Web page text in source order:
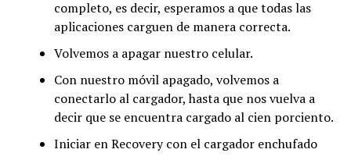
completo, es decir, esperamos a que todaslas
aplicacionescarguen de manera correcta.
Volvemos a apagar nuestro celular.
Con nuestro móvil apagado, volvemos a
conectarlo al cargador, hasta que nos vuelva a
decir que se encuentra cargado al cien porciento.
Iniciar en Recovery con el cargador enchufado